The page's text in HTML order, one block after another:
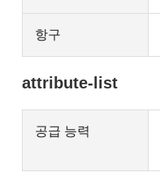
항구
attribute-list
공급 능력